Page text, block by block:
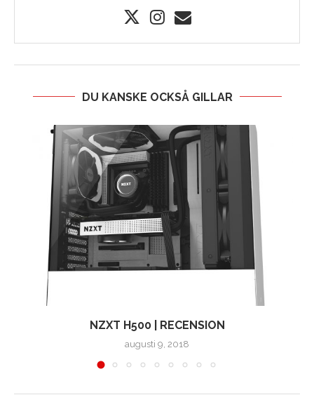
DU KANSKE OCKSÅ GILLAR
NZXT H500 | RECENSION
augusti 9, 2018